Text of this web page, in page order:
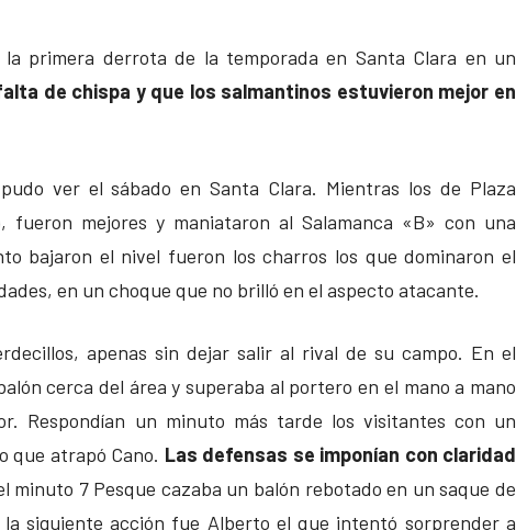
la primera derrota de la temporada en Santa Clara en un
de chispa y que los salmantinos estuvieron mejor en
ver el sábado en Santa Clara. Mientras los de Plaza
fueron mejores y maniataron al Salamanca «B» con una
bajaron el nivel fueron los charros los que dominaron el
en un choque que no brilló en el aspecto atacante.
apenas sin dejar salir al rival de su campo. En el
cerca del área y superaba al portero en el mano a mano
Respondían un minuto más tarde los visitantes con un
que atrapó Cano. Las defensas se imponían con claridad
minuto 7 Pesque cazaba un balón rebotado en un saque de
siguiente acción fue Alberto el que intentó sorprender a